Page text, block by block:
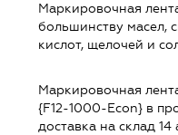
Маркировочная
большинству масел,
кислот, щелочей и
Маркировочная
{F12-1000-Econ} в
доставка на склад